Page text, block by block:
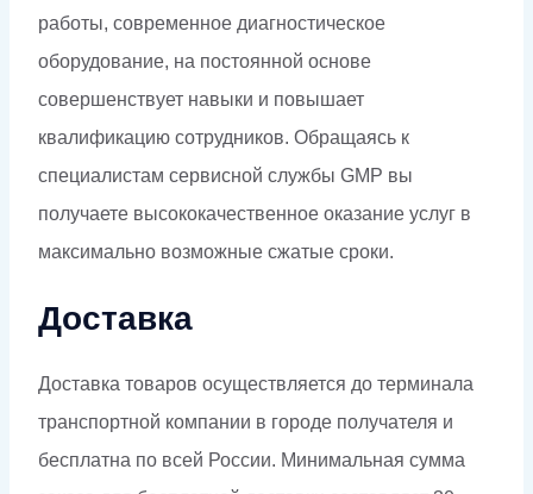
работы, современное диагностическое
оборудование, на постоянной основе
совершенствует навыки и повышает
квалификацию сотрудников. Обращаясь к
специалистам сервисной службы GMP вы
получаете высококачественное оказание услуг в
максимально возможные сжатые сроки.
Доставка
Доставка товаров осуществляется до терминала
транспортной компании в городе получателя и
бесплатна по всей России. Минимальная сумма